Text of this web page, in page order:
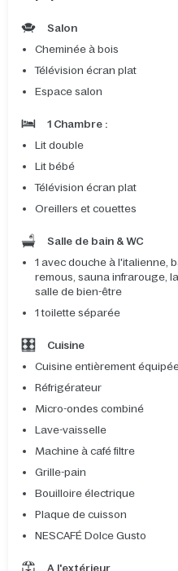
Salon
Cheminée à bois
Télévision écran plat
Espace salon
1 Chambre :
Lit double
Lit bébé
Télévision écran plat
Oreillers et couettes
Salle de bain & WC
1 avec douche à l'italienne,
remous, sauna infrarouge,
salle de bien-être
1 toilette séparée
Cuisine
Cuisine entièrement
Réfrigérateur
Micro-ondes combiné
Lave-vaisselle
Machine à café filtre
Grille-pain
Bouilloire électrique
Plaque de cuisson
NESCAFÉ Dolce Gusto